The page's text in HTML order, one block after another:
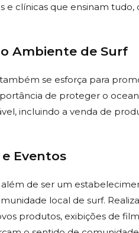
e clínicas que ensinam
Ambiente de Surf
também se esforça para
de proteger o
incluindo a venda de
Eventos
além de ser um
local de surf.
produtos, exibições de